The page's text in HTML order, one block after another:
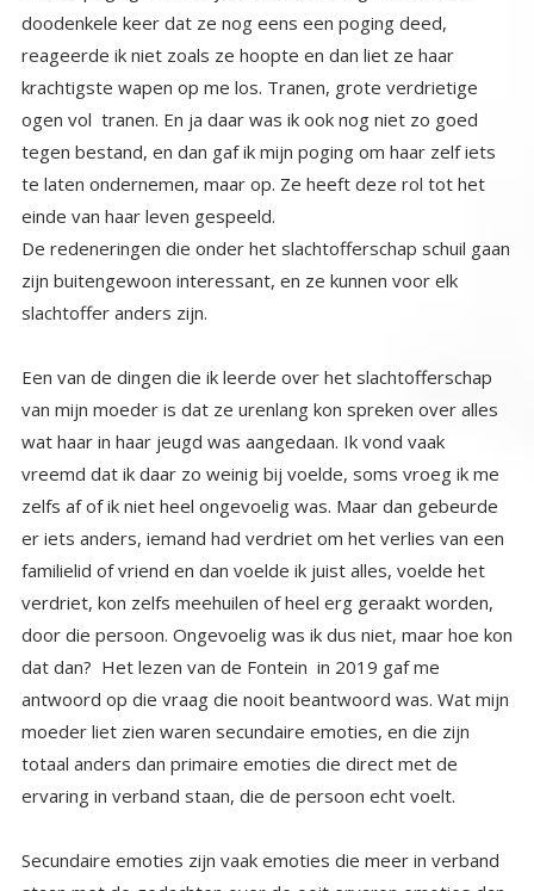
einde van haar leven gespeeld.
De redeneringen die onder het slachtofferschap schuil gaan
zijn buitengewoon interessant, en ze kunnen voor elk
slachtoffer anders zijn.
Een van de dingen die ik leerde over het slachtofferschap
van mijn moeder is dat ze urenlang kon spreken over alles
wat haar in haar jeugd was aangedaan. Ik vond vaak
vreemd dat ik daar zo weinig bij voelde, soms vroeg ik me
zelfs af of ik niet heel ongevoelig was. Maar dan gebeurde
er iets anders, iemand had verdriet om het verlies van een
familielid of vriend en dan voelde ik juist alles, voelde het
verdriet, kon zelfs meehuilen of heel erg geraakt worden,
door die persoon. Ongevoelig was ik dus niet, maar hoe kon
dat dan? Het lezen van de Fontein in 2019 gaf me
antwoord op die vraag die nooit beantwoord was. Wat mijn
moeder liet zien waren secundaire emoties, en die zijn
totaal anders dan primaire emoties die direct met de
ervaring in verband staan, die de persoon echt voelt.
Secundaire emoties zijn vaak emoties die meer in verband
staan met de gedachten over de ooit ervaren emoties dan
de emotie zelf. Er is als het ware een laag overheen
gelegd. Je voelt dat ook, je wordt niet geraakt door
secundaire emoties, je wordt alleen uitgeput als iemand die
eindeloos over je uitstort. Dat gebeurde dus meestal in
gesprekken met mijn moeder. Grappig van zoiets is dat je
ongewild ook een expert wordt in het herkennen van echte
emoties en de indirecte ‘onechte’ emoties. Op den duur
‘ruik’ je het slachtofferschap al op afstand. En het effect
van het doorzien van het spel, is dat ik er een soort van
allergie voor heb ontwikkeld. Mijn haren gaan ervan